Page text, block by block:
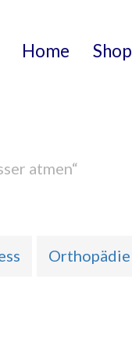
Home Shop
atmen“
Orthopädie